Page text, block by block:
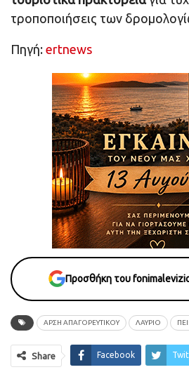
τροποποιήσεις των
Πηγή: ertnews
Προσθήκη του
ΑΡΣΗ ΑΠΑΓΟΡΕΥΤΙΚΟΥ ΛΑΥΡΙΟ
Share Facebook